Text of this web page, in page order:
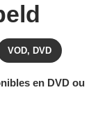
VOD, DVD
en DVD ou